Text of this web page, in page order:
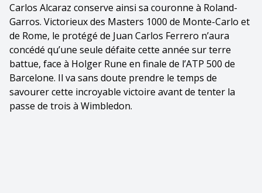
Carlos Alcaraz conserve ainsi sa couronne à Roland-
Garros. Victorieux des Masters 1000 de Monte-Carlo et
de Rome, le protégé de Juan Carlos Ferrero n’aura
concédé qu’une seule défaite cette année sur terre
battue, face à Holger Rune en finale de l’ATP 500 de
Barcelone. Il va sans doute prendre le temps de
savourer cette incroyable victoire avant de tenter la
passe de trois à Wimbledon.